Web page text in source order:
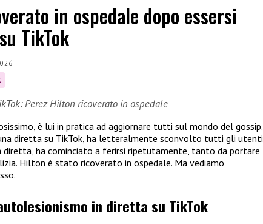
in ospedale dopo essersi
TikTok
Perez Hilton ricoverato in ospedale
è lui in pratica ad aggiornare tutti sul mondo del gossip.
diretta su TikTok, ha letteralmente sconvolto tutti gli utenti
ha cominciato a ferirsi ripetutamente, tanto da portare
Hilton è stato ricoverato in ospedale. Ma vediamo
in diretta su TikTok